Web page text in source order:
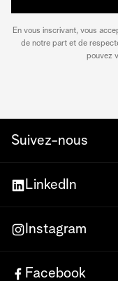
En vous inscrivant, vous
de notre part et de
pouvez
Suivez-nous
LinkedIn
Instagram
Facebook